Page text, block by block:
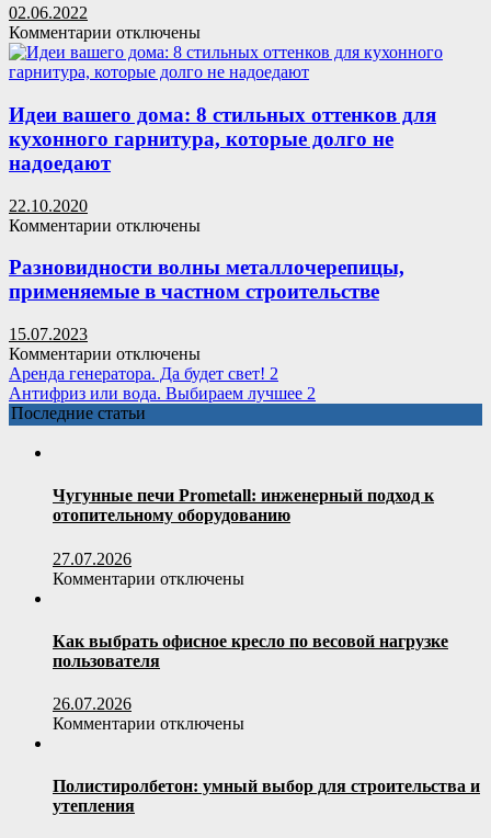
никакие
заботы
извне
тревожили
02.06.2022
Комментарии к
записи
Бумажные
и
их
виды
отключены
Идеи вашего дома: 8 стильных оттенков для
кухонного гарнитура, которые долго не
надоедают
22.10.2020
Комментарии к
Идеи
дома:
оттенков
для
кухонного
гарнитура,
надоедают
отключены
Разновидности волны металлочерепицы,
применяемые в частном строительстве
15.07.2023
Комментарии к
записи
Разновидности
волны
металлочерепицы,
частном
строительстве
отключены
Аренда генератора. Да будет свет! 2
Антифриз или вода. Выбираем лучшее 2
Последние статьи
Чугунные печи Prometall: инженерный подход к
отопительному оборудованию
27.07.2026
Комментарии к
печи
Prometall:
отопительному
отключены
Как выбрать офисное кресло по весовой нагрузке
пользователя
26.07.2026
Комментарии к
выбрать
офисное
отключены
Полистиролбетон: умный выбор для строительства и
утепления